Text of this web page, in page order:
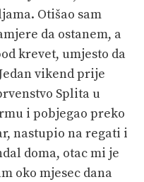
Otišao sam
da ostanem, a
krevet, umjesto da
vikend prije
Splita u
i pobjegao preko
nastupio na regati i
doma, otac mi je
oko mjesec dana